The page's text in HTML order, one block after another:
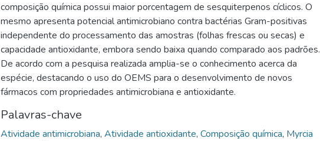
composição química possui maior porcentagem de sesquiterpenos cíclicos. O
mesmo apresenta potencial antimicrobiano contra bactérias Gram-positivas
independente do processamento das amostras (folhas frescas ou secas) e
capacidade antioxidante, embora sendo baixa quando comparado aos padrões.
De acordo com a pesquisa realizada amplia-se o conhecimento acerca da
espécie, destacando o uso do OEMS para o desenvolvimento de novos
fármacos com propriedades antimicrobiana e antioxidante.
Palavras-chave
Atividade antimicrobiana, Atividade antioxidante, Composição química, Myrcia